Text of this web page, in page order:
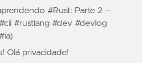
#Rust: Parte 2 --
#rustlang #dev #devlog
Olá privacidade!